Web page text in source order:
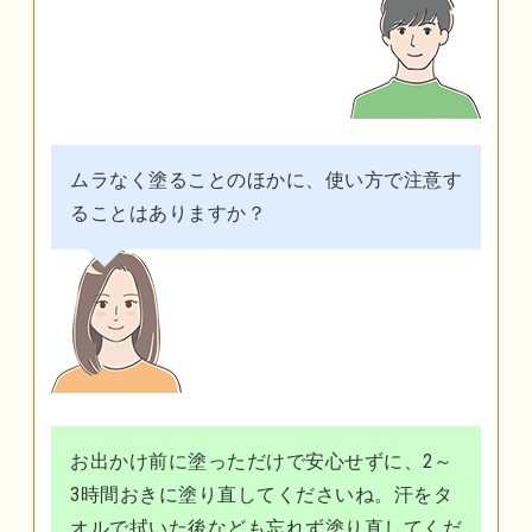
ムラなく塗ることのほかに、使い方で注意す
ることはありますか？
お出かけ前に塗っただけで安心せずに、2～
3時間おきに塗り直してくださいね。汗をタ